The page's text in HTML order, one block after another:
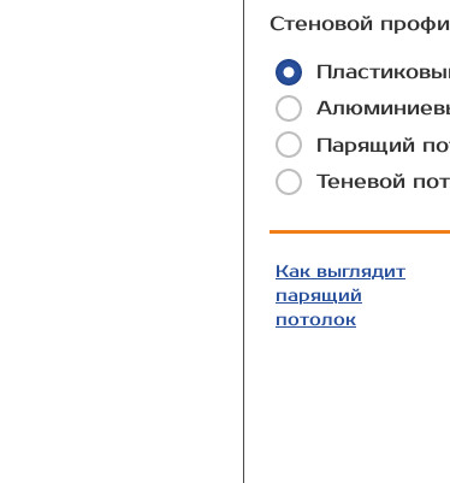
Стеновой
Парящий
Теневой
Как выглядит
парящий
потолок